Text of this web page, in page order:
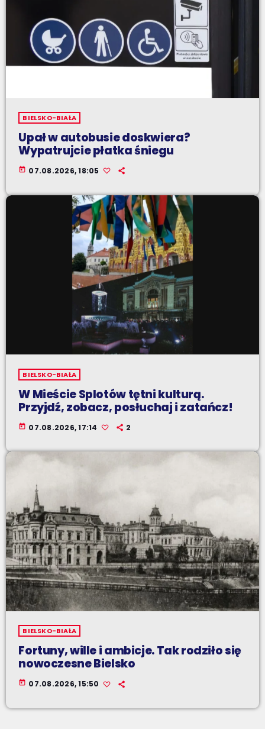
BIELSKO-BIAŁA
Upał w autobusie doskwiera?
Wypatrujcie płatka śniegu
today 07.08.2026, 18:05
BIELSKO-BIAŁA
W Mieście Splotów tętni kulturą.
Przyjdź, zobacz, posłuchaj i zatańcz!
today 07.08.2026, 17:14 2
BIELSKO-BIAŁA
Fortuny, wille i ambicje. Tak rodziło się
nowoczesne Bielsko
today 07.08.2026, 15:50